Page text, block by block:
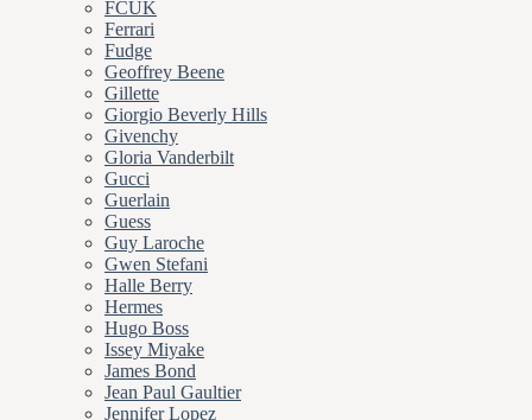
FCUK
Ferrari
Fudge
Geoffrey Beene
Gillette
Giorgio Beverly Hills
Givenchy
Gloria Vanderbilt
Gucci
Guerlain
Guess
Guy Laroche
Gwen Stefani
Halle Berry
Hermes
Hugo Boss
Issey Miyake
James Bond
Jean Paul Gaultier
Jennifer Lopez